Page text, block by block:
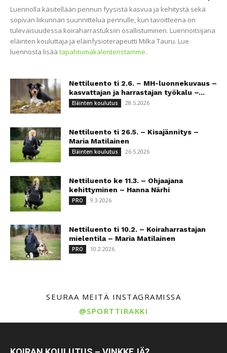
Luennolla käsitellään pennun fyysistä kasvua ja kehitystä sekä
sopivan liikunnan suunnittelua pennulle, kun tavoitteena on
tulevaisuudessa koiraharrastuksiin osallistuminen. Luennoitsijana
eläinten kouluttaja ja eläinfysioterapeutti Milka Tauru. Lue
luennosta lisää tapahtumakalenteristamme.
Nettiluento ti 2.6. – MH-luonnekuvaus –
kasvattajan ja harrastajan työkalu –...
Eläinten koulutus 28.5.2026
Nettiluento ti 26.5. – Kisajännitys –
Maria Matilainen
Eläinten koulutus 26.5.2026
Nettiluento ke 11.3. – Ohjaajana
kehittyminen – Hanna Närhi
PRO 9.3.2026
Nettiluento ti 10.2. – Koiraharrastajan
mielentila – Maria Matilainen
PRO 10.2.2026
SEURAA MEITÄ INSTAGRAMISSA
@SPORTTIRAKKI